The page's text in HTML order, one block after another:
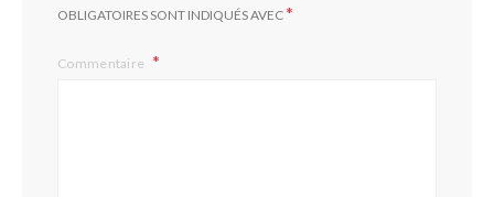
OBLIGATOIRES SONT INDIQUÉS AVEC*
Commentaire